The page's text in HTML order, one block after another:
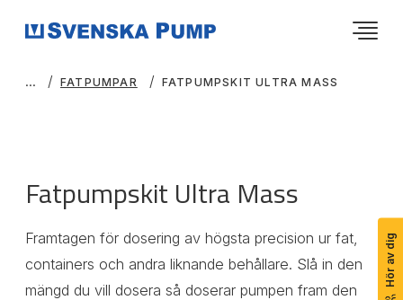
Hör av dig
FATPUMPAR FATPUMPSKIT ULTRA MASS
Fatpumpskit Ultra Mass
Framtagen för dosering av högsta precision ur fat,
containers och andra liknande behållare. Slå in den
mängd du vill dosera så doserar pumpen fram den